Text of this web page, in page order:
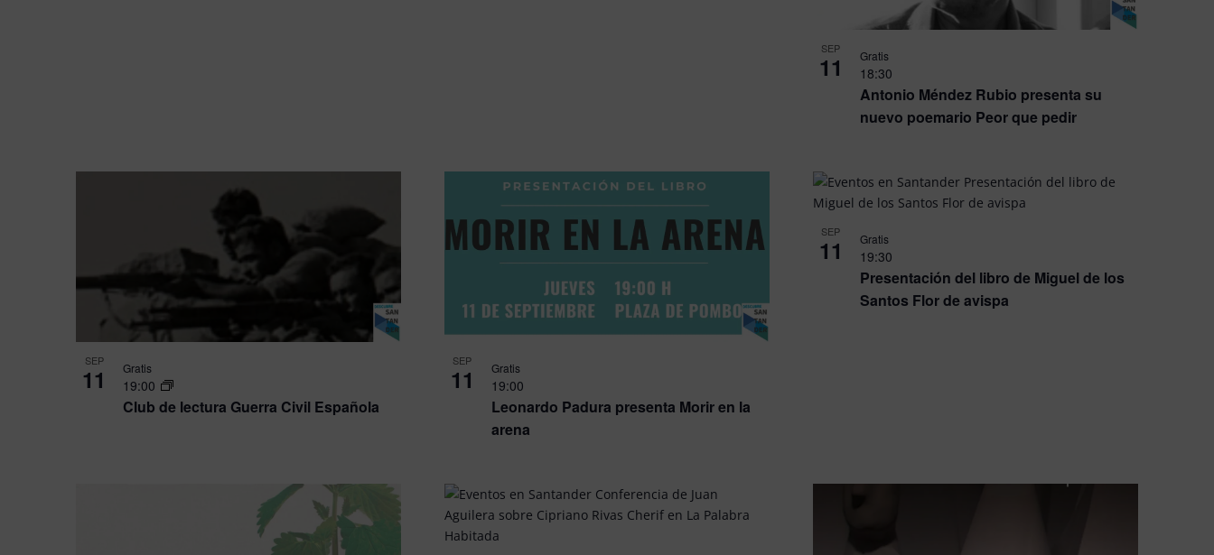
SEP
11
Antonio Méndez Rubio presenta su
nuevo poemario Peor que pedir
18:30
Gratis
SEP
11
Club de lectura Guerra Civil Española
19:00
Gratis SEP
11
Leonardo Padura presenta Morir en la
arena
19:00
Gratis
SEP
11
Presentación del libro de Miguel de los
Santos Flor de avispa
19:30
Gratis